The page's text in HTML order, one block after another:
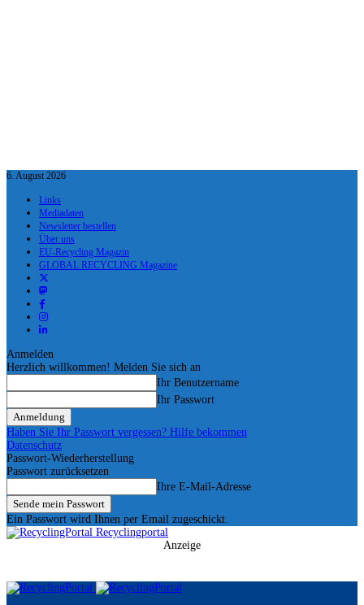
6. August 2026
Links
Mediadaten
Newsletter bestellen
Über uns
EU-Recycling Magazin
GLOBAL RECYCLING Magazine
Anmelden
Herzlich willkommen! Melden Sie sich an
Ihr Benutzername
Ihr Passwort
Haben Sie Ihr Passwort vergessen? Hilfe bekommen
Datenschutz
Passwort-Wiederherstellung
Passwort zurücksetzen
Ihre E-Mail-Adresse
Ein Passwort wird Ihnen per Email zugeschickt.
Recyclingportal
Anzeige